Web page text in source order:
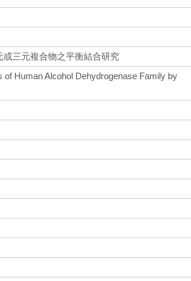
或三元複合物之平衡結合研究
of Human Alcohol Dehydrogenase Family by